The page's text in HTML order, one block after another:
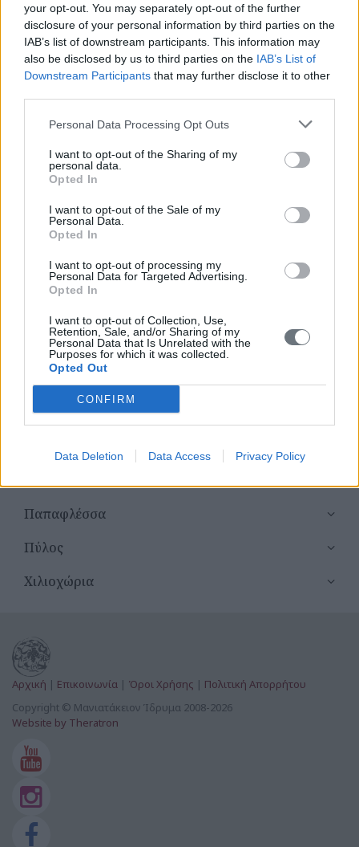
your opt-out. You may separately opt-out of the further
disclosure of your personal information by third parties on the
IAB’s list of downstream participants. This information may
also be disclosed by us to third parties on the IAB’s List of
Downstream Participants that may further disclose it to other
Personal Data Processing Opt Outs
I want to opt-out of the Sharing of my
personal data.
Opted In
I want to opt-out of the Sale of my
Personal Data.
Opted In
I want to opt-out of processing my
Personal Data for Targeted Advertising.
Opted In
I want to opt-out of Collection, Use,
Retention, Sale, and/or Sharing of my
Personal Data that Is Unrelated with the
Purposes for which it was collected.
Opted Out
CONFIRM
Data Deletion Data Access Privacy Policy
Κορώνη
Μεθώνη
Όλα τα σημεία της Δ. Ενότητας
Αγία Ειρήνη Φοινικούντας
Αγία Μαρίνα Μεθώνης
Αγία Παρασκευή Ευαγγελισμού
Αγία Παρασκευή Μεθώνης
Άγιοi Κωνσταντίνος & Ελένη Ευαγγελισμού
Άγιος Αθανάσιος Μεθώνης
Άγιος Βασίλειος Μεθώνης
Άγιος Γεώργιος Ενοριακός Ναός Λαχανάδας
Άγιος Γεώργιος Ευαγγελισμού
Άγιος Γεώργιος Μεθώνης
Παπαφλέσσα
Πύλος
Χιλιοχώρια
Αρχική | Επικοινωνία | Όροι Χρήσης | Πολιτική Απορρήτου
Copyright © Μανιατάκειον Ίδρυμα 2008-2026
Website by Theratron